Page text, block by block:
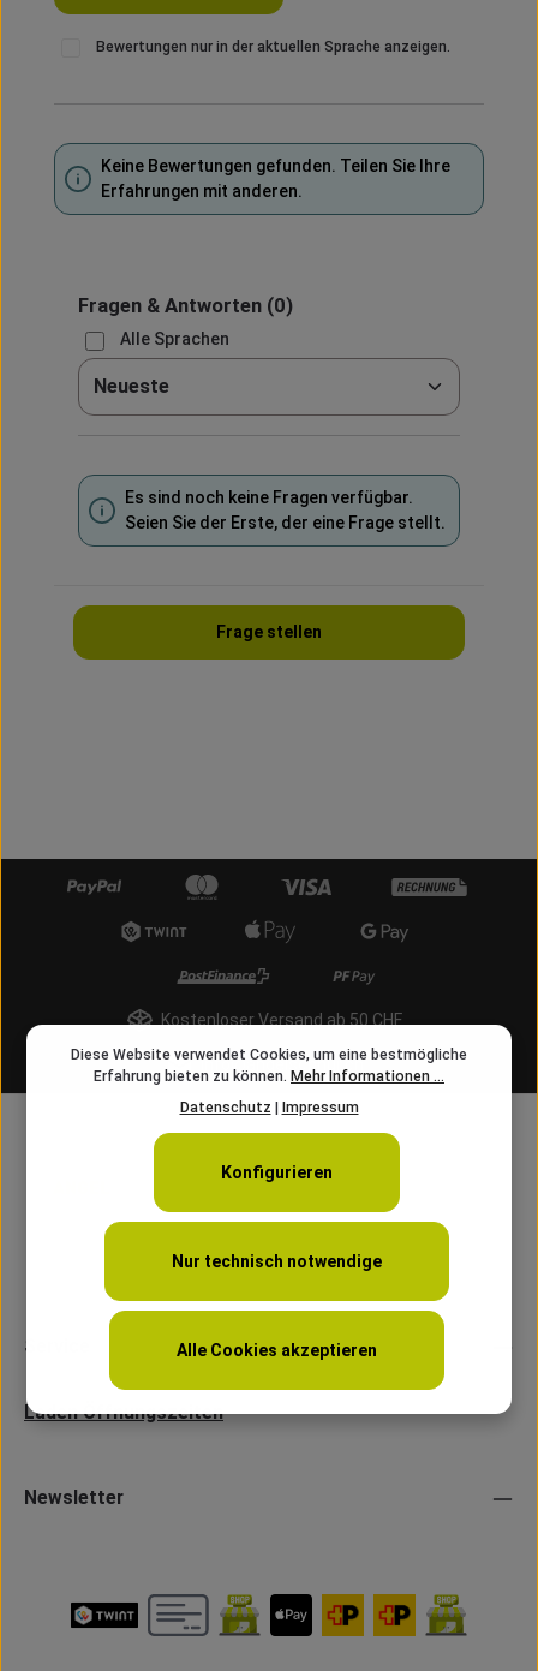
Bewertungen nur in der aktuellen Sprache anzeigen.
Keine Bewertungen gefunden. Teilen Sie Ihre
Erfahrungen mit anderen.
Fragen & Antworten(0)
Alle Sprachen
Sortieren nach
Es sind noch keine Fragen verfügbar.
Seien Sie der Erste, der eine Frage stellt.
Frage stellen
Kostenloser Versand ab 50 CHF
info@angelschnur.ch
Service
Laden Öffnungszeiten
Newsletter
Diese Website verwendet Cookies, um eine bestmögliche
Erfahrung bieten zu können. Mehr Informationen ...
Datenschutz
Impressum
Nur technisch notwendige
Konfigurieren
Alle Cookies akzeptieren